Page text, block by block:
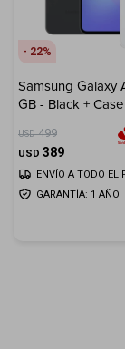
22
Samsung Galaxy
GB - Black + Case
USD 499
USD 389
GARANTÍA: 1 AÑO
ENVÍO A TODO EL